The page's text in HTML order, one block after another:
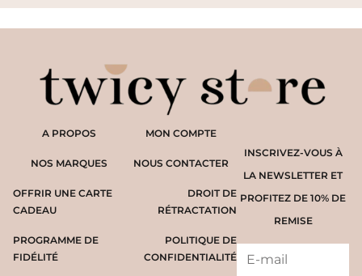
A PROPOS
NOS MARQUES
OFFRIR UNE CARTE
CADEAU
PROGRAMME DE
FIDÉLITÉ
INSCRIVEZ-VOUS À
LA NEWSLETTER ET
PROFITEZ DE 10% DE
REMISE
MON COMPTE
NOUS CONTACTER
DROIT DE
RÉTRACTATION
POLITIQUE DE
CONFIDENTIALITÉ